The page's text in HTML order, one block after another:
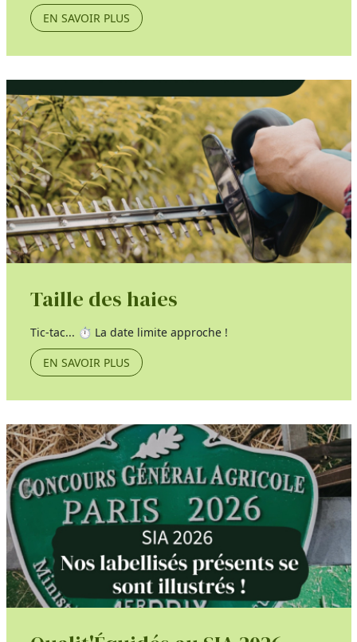
EN SAVOIR PLUS
Taille des haies
Tic-tac... ⏱️ La date limite approche !
EN SAVOIR PLUS